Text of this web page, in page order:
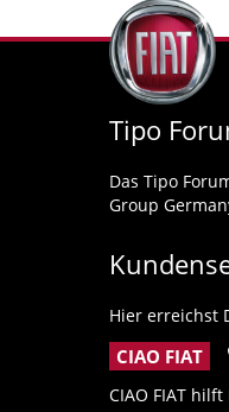
Tipo
Das Tipo
Group
Hier erreichst
CIAO FIAT
CIAO FIAT